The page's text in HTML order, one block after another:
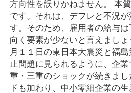
方向性を誤りかねません。 本
です。それは、デフレと不況
す。そのため、雇用者の給与
向く要素が少ないと言えまし
月１１日の東日本大震災と福
止問題に見られるように、企
重・三重のショックが続きま
ドも加わり、中小零細企業の